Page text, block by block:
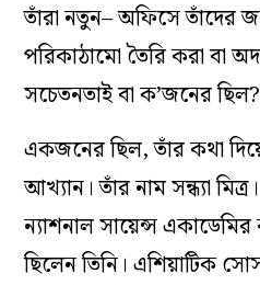
তাঁরা নতুন– অফিসে তাঁদের
পরিকাঠামো তৈরি করা বা
সচেতনতাই বা ক’জনের ছিল?
একজনের ছিল, তাঁর কথা
আখ্যান। তাঁর নাম সন্ধ্যা
ন্যাশনাল সায়েন্স একাডেমির
ছিলেন তিনি। এশিয়াটিক